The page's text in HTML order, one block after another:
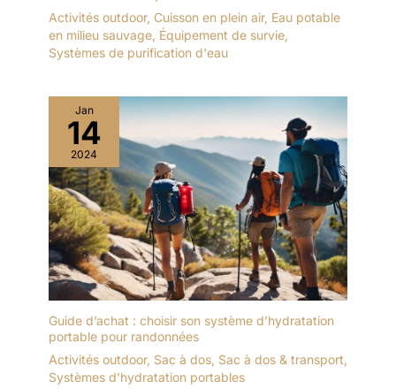
Activités outdoor, Cuisson en plein air, Eau potable
en milieu sauvage, Équipement de survie,
Systèmes de purification d'eau
Jan
14
2024
Guide d’achat : choisir son système d’hydratation
portable pour randonnées
Activités outdoor, Sac à dos, Sac à dos & transport,
Systèmes d'hydratation portables